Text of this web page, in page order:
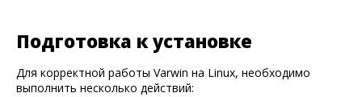
Подготовка к установке
Для корректной работы Varwin на Linux, необходимо
выполнить несколько действий: